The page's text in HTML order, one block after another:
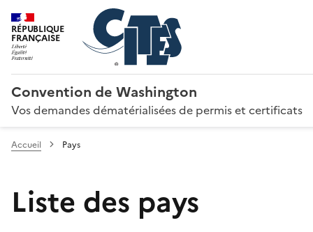
RÉPUBLIQUE
FRANÇAISE
Convention de Washington
Vos demandes dématérialisées de permis et certificats
Accueil Pays
Liste des pays